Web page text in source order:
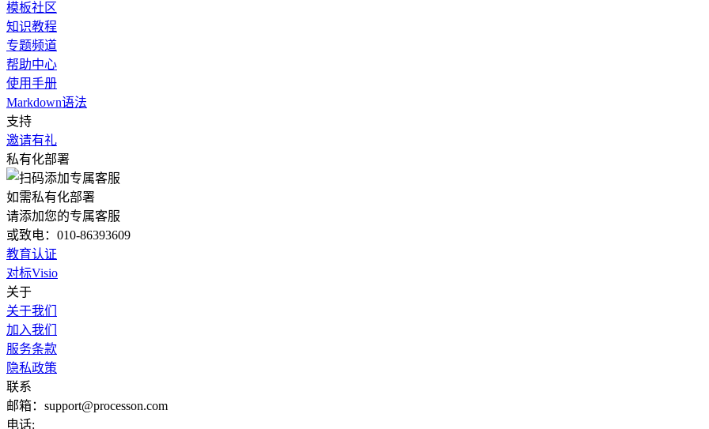
模板社区
知识教程
专题频道
帮助中心
使用手册
Markdown语法
支持
邀请有礼
私有化部署
如需私有化部署
请添加您的专属客服
或致电：010-86393609
教育认证
对标Visio
关于
关于我们
加入我们
服务条款
隐私政策
联系
邮箱：support@processon.com
电话: